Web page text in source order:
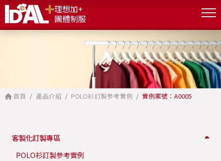
理想加+
團體制服
首頁 產品介紹 POLO衫訂製參考實例 實例案號：A0005
客製化訂製專區
POLO衫訂製參考實例